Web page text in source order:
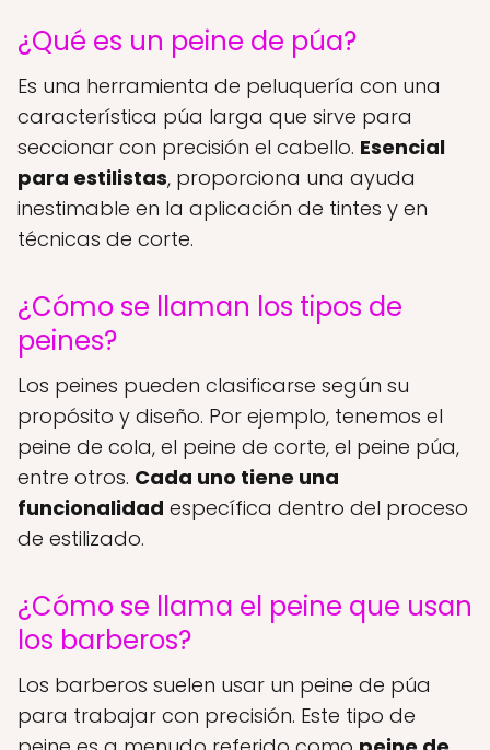
¿Qué es un peine de púa?
Es una herramienta de peluquería con una
característica púa larga que sirve para
seccionar con precisión el cabello. Esencial
para estilistas, proporciona una ayuda
inestimable en la aplicación de tintes y en
técnicas de corte.
¿Cómo se llaman los tipos de
peines?
Los peines pueden clasificarse según su
propósito y diseño. Por ejemplo, tenemos el
peine de cola, el peine de corte, el peine púa,
entre otros. Cada uno tiene una
funcionalidad específica dentro del proceso
de estilizado.
¿Cómo se llama el peine que usan
los barberos?
Los barberos suelen usar un peine de púa
para trabajar con precisión. Este tipo de